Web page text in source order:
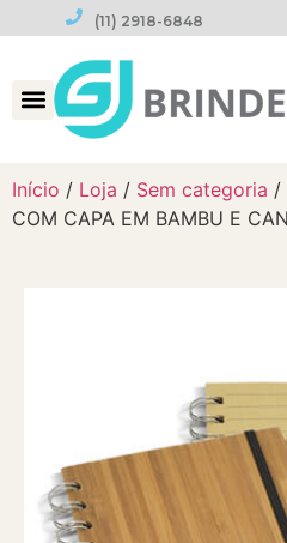
(11) 2918-6848
Início / Loja / Sem categoria /
COM CAPA EM BAMBU E